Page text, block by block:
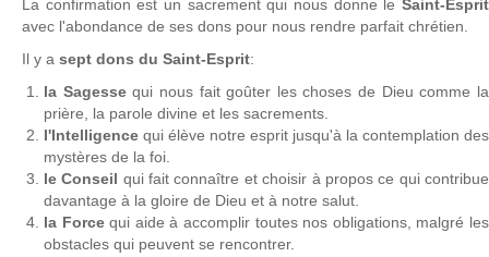
La confirmation est un sacrement qui nous donne le Saint-Esprit
avec l'abondance de ses dons pour nous rendre parfait chrétien.
Il y a sept dons du Saint-Esprit:
la Sagessequi nous fait goûter les choses de Dieu comme la
prière, la parole divine et les sacrements.
l'Intelligence qui élève notre esprit jusqu'à la contemplation des
mystères de la foi.
le Conseil
qui fait connaître et choisir à propos ce qui contribue
davantage à la gloire de Dieu et à notre salut.
la Forcequi aide à accomplir toutes nos obligations, malgré les
obstacles qui peuvent se rencontrer.